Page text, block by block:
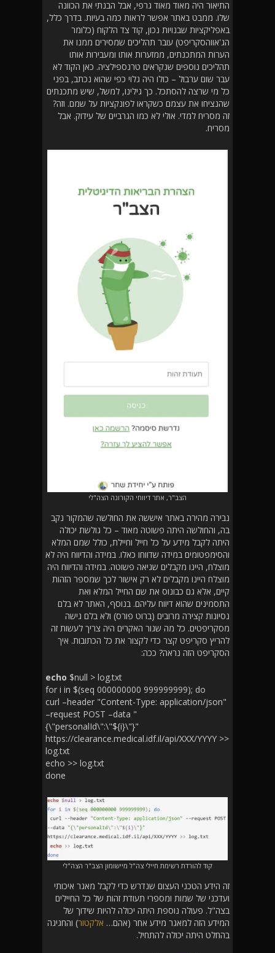
התיאור היה מאוד מאוד גרפי, אבל הבנתי את הכוונה
שלו. ממבט באתר אפשר לראות כמה בעיות. בדרך כלל,
באפליקציות שבנויות נכון, קוד צד הלקוח (כלומר
הג'אווהסקריפט) עובר תהליכים שמסירים ממנו את
הערות המתכנתים, ממזערות אותו ומעבירות אותו
תהליכים נוספים שנקראים טרנספילציה. כאן הקוד לא
עבר שום ערבול – כולו היה גלוי כפי שהוא נכתב, בפני
כל מי שרצה להסתכל. כך גילינו, למשל, שיש מתכנתים
שהנציחו את עצמם כשקראו לפונקציות על שמם. וזה?
זה מסריח למדי. אולי לא כמו הגרביים של עידוק. אבל
מסריח.
הצב"ר, אתר דיווחי הקורונה הצה"לי
נבירה מהירה באתר איששה את החולשה שהמקור נקב
בה, והחולשה היתה פשוטה מאוד – כל גולשת יכולה
היתה לקבל מידע על כל חייל וחיילת, כולל שמם המלא
והסימפטומים במידה שדווחו כאלו. במידה והדיווח היה לא
מוצלח, היינו מקבלים שגיאה פשוטה. במידה והדיווח היה
מוצלח היינו מקבלים לא רק אישור לכך שמספר הזהות
קיים, אלא גם כבונוס את שם החייל המלא ואת
התסמינים שהוא דיווח עליהם. בנוסף, האתר לא בלם
נסיונות קצירה מרובים (ברוט פורס) ולא בלם גישה
מסקריפטים. כל מה שגור האקרים היה צריך לעשות זה
להריץ סקריפט קצר כדי לקצור את כל הכתובות. איך
הסקריפט הזה נראה? ככה:
echo $null > log.txt
for i in $(seq 000000000 999999999); do
curl –header "Content-Type: application/json"
–request POST –data "
{\"personalId\":\"${i}\"}"
https://clearance.medical.idf.il/api/XXX/YYYY >>
log.txt
echo >> log.txt
done
קוד להורדת רשימת חיילי צה"ל מיישומון הצב"ר הצה"לי
זה הידע הטכני העצום שנדרש כדי לקבל מאגר איכותי
ועדכני של שמות ומספרי תעודת זהות של כל החיילים
בצה"ל. פעולה נוספת היתה יכולה להיות שידוך של
המידע הזה למאגר מידע אחר (אהם… אלקטור) והחגיגה
בהחלט היתה יכולה להתחיל.